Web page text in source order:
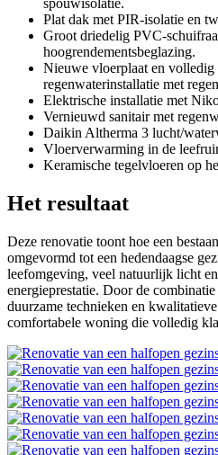
Plat dak met PIR-isolatie en
Groot driedelig PVC-
hoogrendementsbeglazing.
Nieuwe vloerplaat en
regenwaterinstallatie met
Elektrische installatie met
Vernieuwd sanitair met
Daikin Altherma 3 lucht/
Vloerverwarming in de
Keramische tegelvloeren op
Het resultaat
Deze renovatie toont hoe een
omgevormd tot een hedendaagse
leefomgeving, veel natuurlijk licht
energieprestatie. Door de
duurzame technieken en
comfortabele woning die volledig